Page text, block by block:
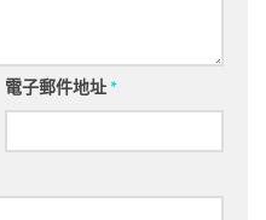
電子郵件地址*